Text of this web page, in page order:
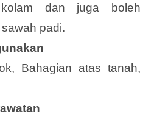
dan juga boleh
padi.
Bahagian atas tanah,